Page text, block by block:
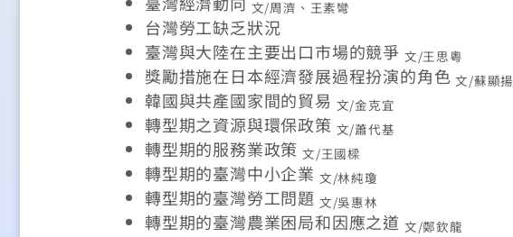
文/周濟、王素彎
台灣勞工缺乏狀況
臺灣與大陸在主要出口市場的競爭 文/王思粵
獎勵措施在日本經濟發展過程扮演的角色文/蘇顯揚
韓國與共產國家間的貿易 文/金克宜
轉型期之資源與環保政策 文/蕭代基
轉型期的服務業政策文/王國樑
轉型期的臺灣中小企業 文/林純瓊
轉型期的臺灣勞工問題 文/吳惠林
轉型期的臺灣農業困局和因應之道 文/鄭欽龍